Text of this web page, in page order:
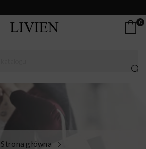
0
Strona główna